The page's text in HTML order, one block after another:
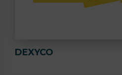
DEXYCO